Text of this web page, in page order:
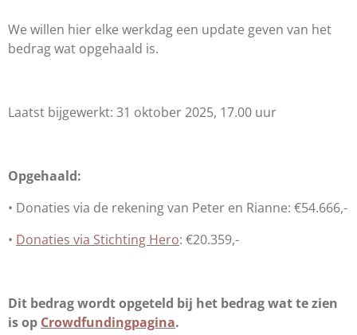
We willen hier elke werkdag een update geven van het
bedrag wat opgehaald is.
Laatst bijgewerkt: 31 oktober 2025, 17.00 uur
Opgehaald:
• Donaties via de rekening van Peter en Rianne: €54.666,-
• Donaties via Stichting Hero: €20.359,-
Dit bedrag wordt opgeteld bij het bedrag wat te zien
is op Crowdfundingpagina.